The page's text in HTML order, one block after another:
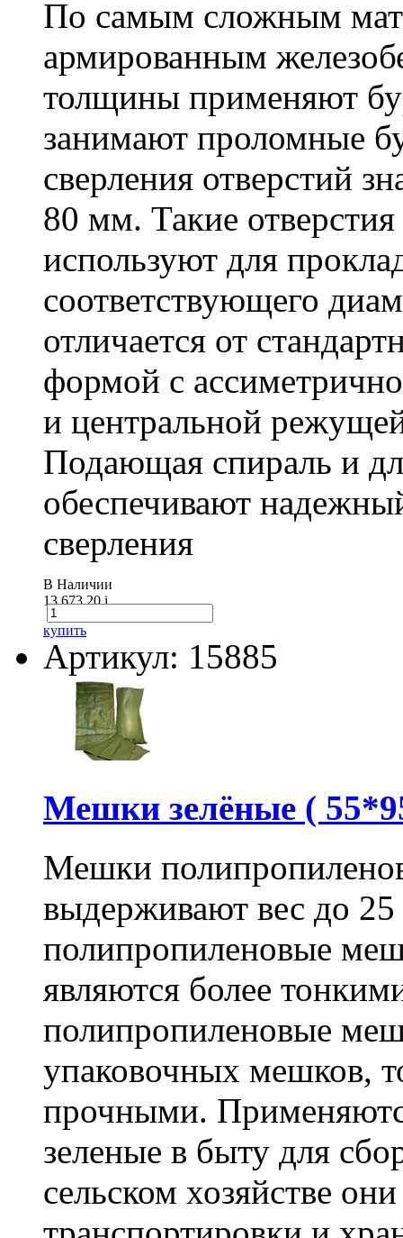
По самым сложным
армированным
толщины применяют
занимают проломные
сверления отверстий
80 мм. Такие
используют для
соответствующего
отличается от
формой с
и центральной
Подающая спираль и
обеспечивают
сверления
В Наличии
13 673.20i
купить
Артикул: 15885
Мешки зелёные (
Мешки
выдерживают вес до
полипропиленовые
являются более
полипропиленовые
упаковочных мешков,
прочными.
зеленые в быту для
сельском хозяйстве